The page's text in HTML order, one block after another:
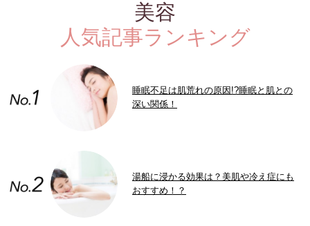
美容
人気記事ランキング
睡眠不足は肌荒れの原因!?睡眠と肌との
深い関係！
湯船に浸かる効果は？美肌や冷え症にも
おすすめ！？